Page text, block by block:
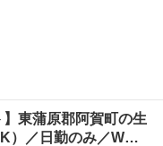
】東蒲原郡阿賀町の生
）／日勤のみ／W…